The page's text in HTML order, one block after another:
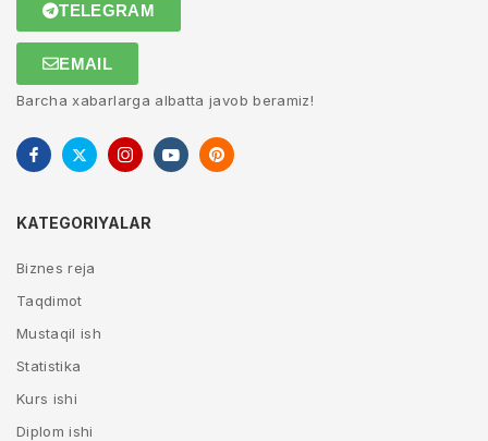
TELEGRAM
EMAIL
Barcha xabarlarga albatta javob beramiz!
KATEGORIYALAR
Biznes reja
Taqdimot
Mustaqil ish
Statistika
Kurs ishi
Diplom ishi